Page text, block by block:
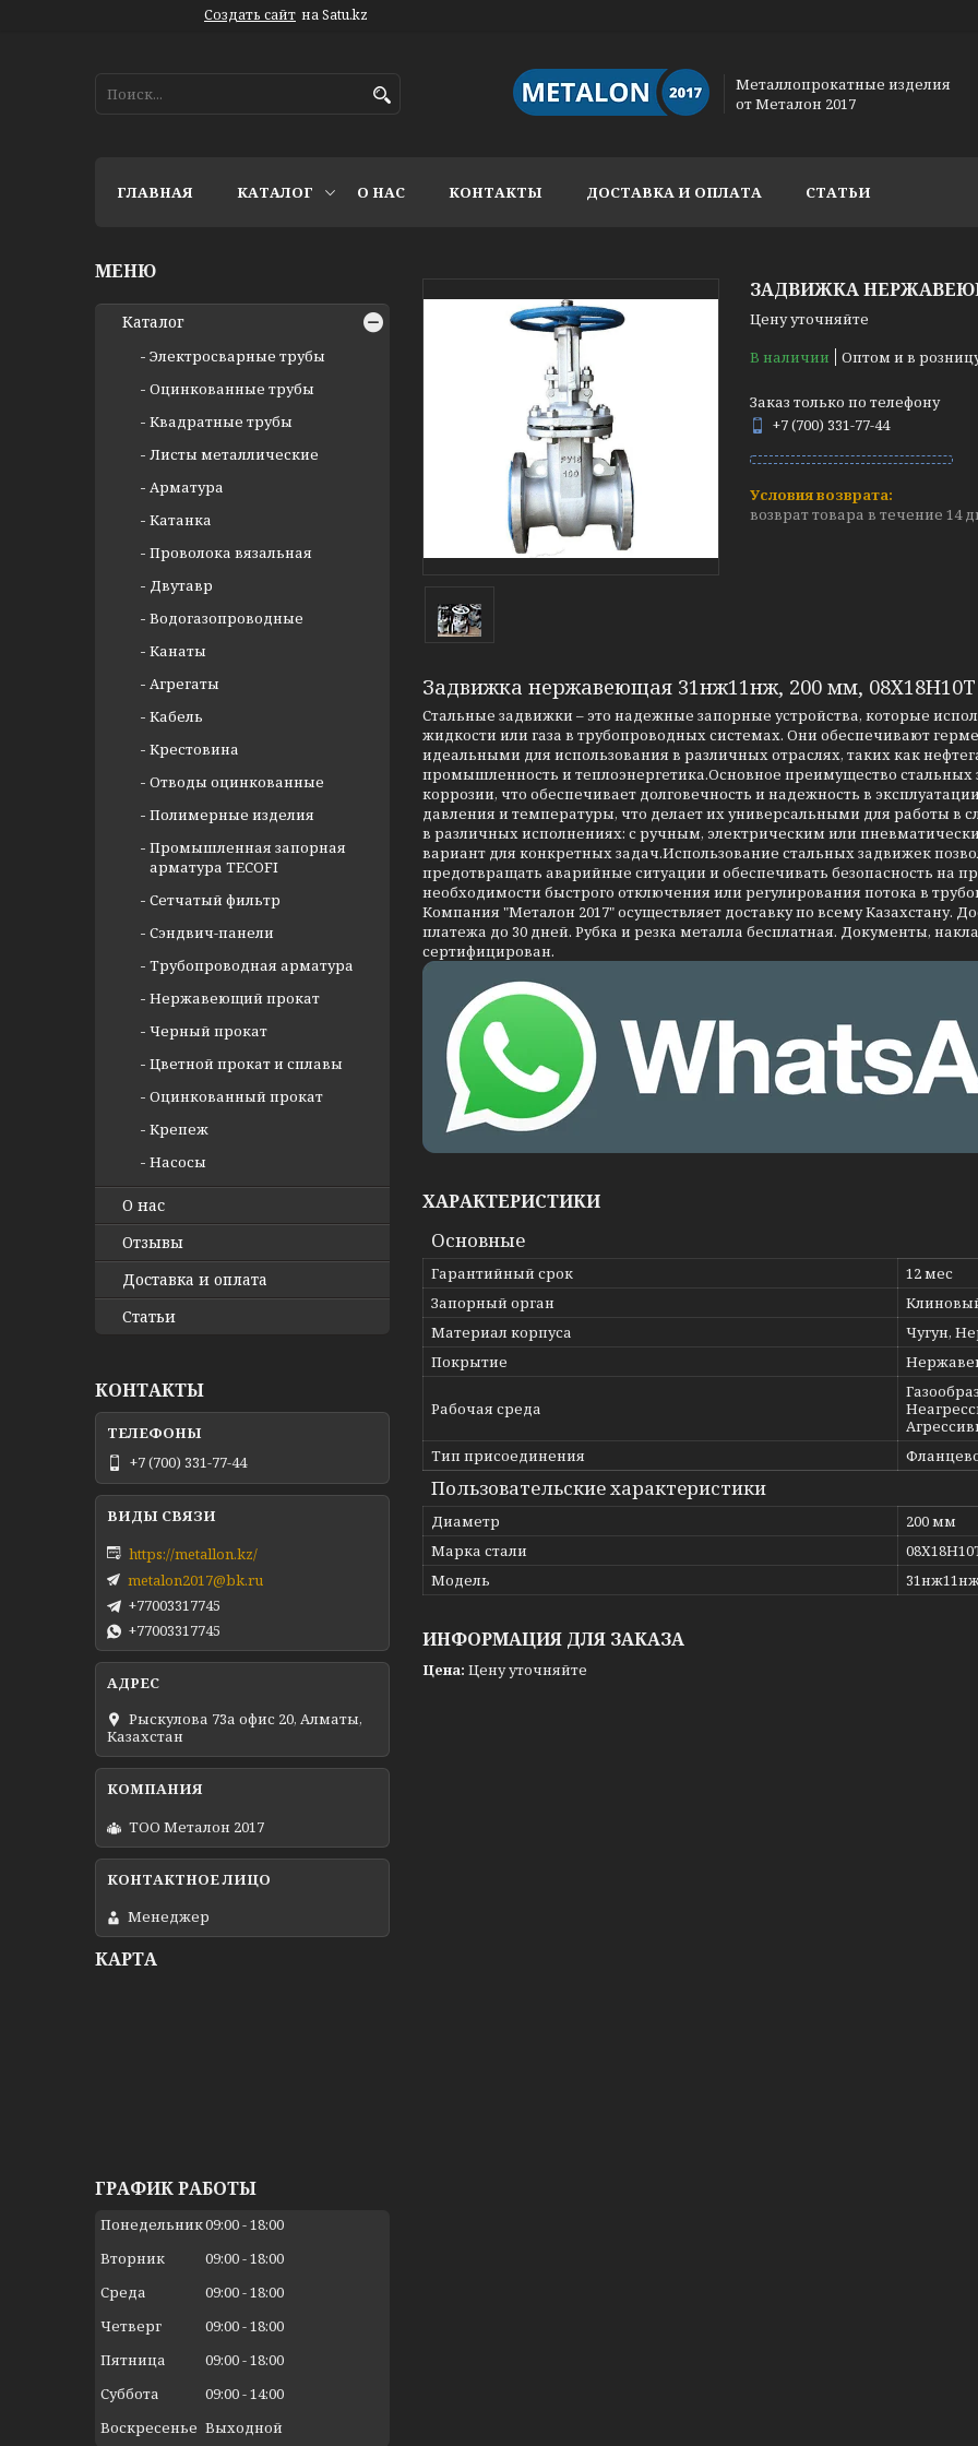
Создать сайт на Satu.kz
Металлопрокатные изделия
от Металон 2017
ГЛАВНАЯ КАТАЛОГ О НАС КОНТАКТЫ ДОСТАВКА И ОПЛАТА СТАТЬИ
ЗАДВИЖКА
Цену уточняйте
В наличии
Оптом и в
Заказ только по телефону
+7 (700) 331-77-44
возврат товара в течение 14
Задвижка нержавеющая 31нж11нж, 200 мм,
Стальные задвижки – это надежные запорные устройства, которые
жидкости или газа в трубопроводных системах. Они обеспечивают
идеальными для использования в различных отраслях, таких как
промышленность и теплоэнергетика.Основное преимущество стальных
коррозии, что обеспечивает долговечность и надежность в
давления и температуры, что делает их универсальными для работы в
в различных исполнениях: с ручным, электрическим или
вариант для конкретных задач.Использование стальных задвижек
предотвращать аварийные ситуации и обеспечивать безопасность
необходимости быстрого отключения или регулирования потока в
Компания "Металон 2017" осуществляет доставку по всему Казахстану.
платежа до 30 дней. Рубка и резка металла бесплатная. Документы,
сертифицирован.
ХАРАКТЕРИСТИКИ
Основные
Гарантийный срок
12 мес
Запорный орган
Материал корпуса
Чугун,
Покрытие
Рабочая среда
Тип присоединения
Пользовательские характеристики
Диаметр
200 мм
Марка стали
Модель
ИНФОРМАЦИЯ ДЛЯ ЗАКАЗА
Цена: Цену уточняйте
Каталог
Электросварные трубы
Оцинкованные трубы
Квадратные трубы
Листы металлические
Арматура
Катанка
Проволока вязальная
Двутавр
Водогазопроводные
Канаты
Агрегаты
Кабель
Крестовина
Отводы оцинкованные
Полимерные изделия
Промышленная запорная
арматура TECOFI
Сетчатый фильтр
Сэндвич-панели
Трубопроводная арматура
Нержавеющий прокат
Черный прокат
Цветной прокат и сплавы
Оцинкованный прокат
Крепеж
Насосы
О нас
Отзывы
Доставка и оплата
Статьи
КОНТАКТЫ
+7 (700) 331-77-44
https://metallon.kz/
metalon2017@bk.ru
+77003317745
+77003317745
Рыскулова 73а офис 20, Алматы,
Казахстан
ТОО Металон 2017
Менеджер
КАРТА
ГРАФИК РАБОТЫ
Понедельник09:00 18:00
Вторник
09:00 18:00
Среда
09:00 18:00
Четверг
09:00 18:00
Пятница
09:00 18:00
Суббота
09:00 14:00
Воскресенье Выходной